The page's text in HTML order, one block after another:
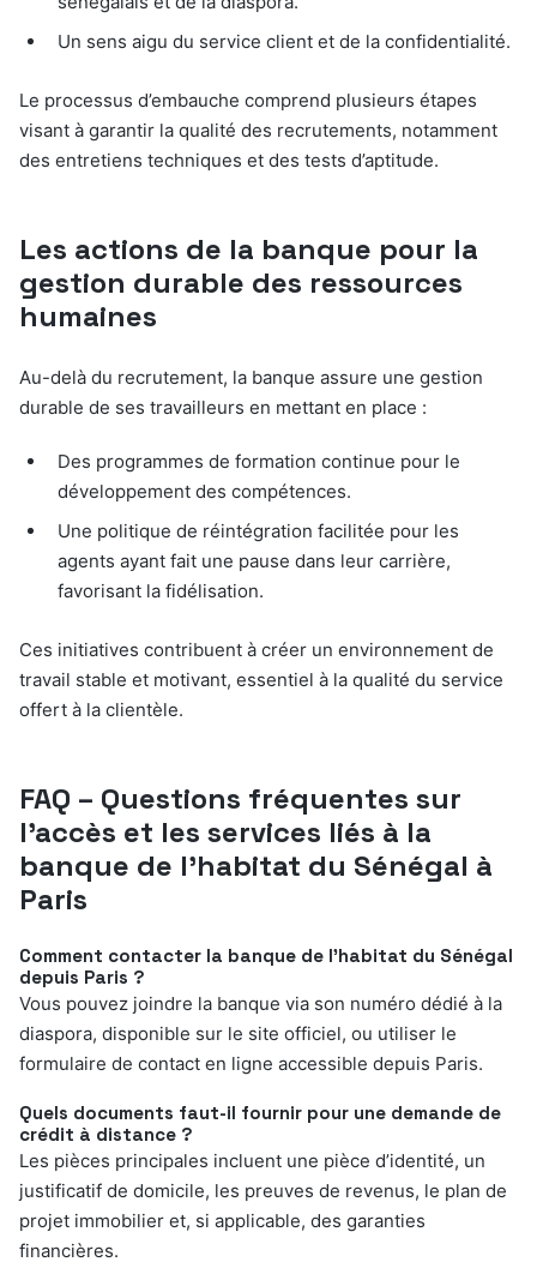
Un sens aigu du service client et de la confidentialité.
Le processus d’embauche comprend plusieurs étapes
visant à garantir la qualité des recrutements, notamment
des entretiens techniques et des tests d’aptitude.
Les actions de la banque pour la
gestion durable des ressources
humaines
Au-delà du recrutement, la banque assure une gestion
durable de ses travailleurs en mettant en place :
Des programmes de formation continue pour le
développement des compétences.
Une politique de réintégration facilitée pour les
agents ayant fait une pause dans leur carrière,
favorisant la fidélisation.
Ces initiatives contribuent à créer un environnement de
travail stable et motivant, essentiel à la qualité du service
offert à la clientèle.
FAQ – Questions fréquentes sur
l’accès et les services liés à la
banque de l’habitat du Sénégal à
Paris
Comment contacter la banque de l’habitat du Sénégal
depuis Paris ?
Vous pouvez joindre la banque via son numéro dédié à la
diaspora, disponible sur le site officiel, ou utiliser le
formulaire de contact en ligne accessible depuis Paris.
Quels documents faut-il fournir pour une demande de
crédit à distance ?
Les pièces principales incluent une pièce d’identité, un
justificatif de domicile, les preuves de revenus, le plan de
projet immobilier et, si applicable, des garanties
financières.